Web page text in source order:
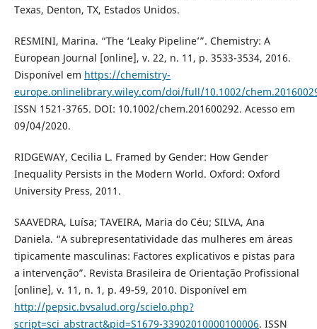
Texas, Denton, TX, Estados Unidos.
RESMINI, Marina. “The ‘Leaky Pipeline’”. Chemistry: A
European Journal [online], v. 22, n. 11, p. 3533-3534, 2016.
Disponível em https://chemistry-
europe.onlinelibrary.wiley.com/doi/full/10.1002/
ISSN 1521-3765. DOI: 10.1002/chem.201600292. Acesso em
09/04/2020.
RIDGEWAY, Cecilia L. Framed by Gender: How Gender
Inequality Persists in the Modern World. Oxford: Oxford
University Press, 2011.
SAAVEDRA, Luísa; TAVEIRA, Maria do Céu; SILVA, Ana
Daniela. “A subrepresentatividade das mulheres em áreas
tipicamente masculinas: Factores explicativos e pistas para
a intervenção”. Revista Brasileira de Orientação Profissional
[online], v. 11, n. 1, p. 49-59, 2010. Disponível em
http://pepsic.bvsalud.org/scielo.php?
script=sci_abstract&pid=S1679-33902010000100006. ISSN